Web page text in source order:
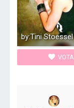
by:Tini Stoessel